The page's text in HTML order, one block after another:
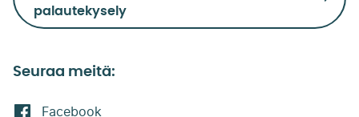
palautekysely
Seuraa meitä:
Facebook